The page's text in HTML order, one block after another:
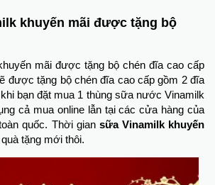
khuyến mãi được tặng bộ
mãi được tặng bộ chén đĩa cao cấp
được tặng bộ chén đĩa cao cấp gồm 2 đĩa
bạn đặt mua 1 thùng sữa nước Vinamilk
cả mua online lẫn tại các cửa hàng của
quốc. Thời gian sữa Vinamilk khuyến
tặng mới thôi.